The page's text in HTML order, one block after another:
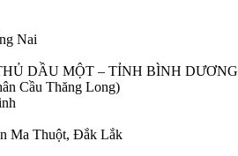
Nai
DẦU MỘT – TỈNH BÌNH DƯƠNG
Cầu Thăng Long)
Ma Thuột, Đắk Lắk